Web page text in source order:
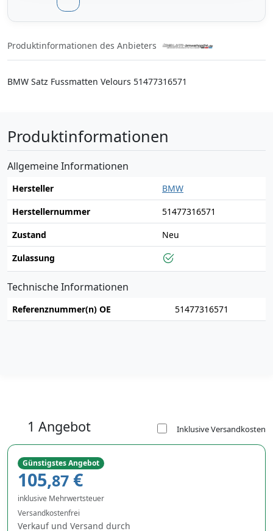
Produktinformationen des Anbieters
BMW Satz Fussmatten Velours 51477316571
Produktinformationen
Allgemeine Informationen
Hersteller
BMW
Herstellernummer
51477316571
Zustand
Neu
Zulassung
Technische Informationen
Referenznummer(n) OE 51477316571
1 Angebot Inklusive Versandkosten
Günstigstes Angebot
105,87 €
inklusive Mehrwertsteuer
Versandkostenfrei
Verkauf und Versand durch